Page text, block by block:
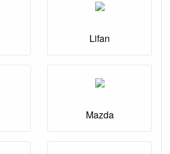
Lifan
Mazda